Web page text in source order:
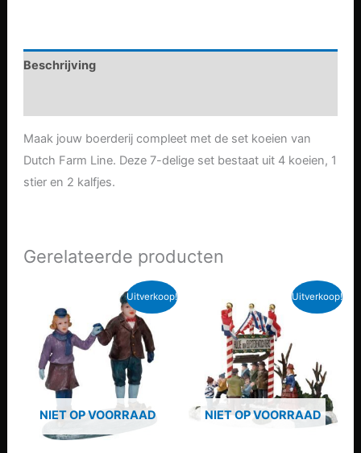
Beschrijving
Maak jouw boerderij compleet met de set koeien van
Dutch Farm Line. Deze 7-delige set bestaat uit 4 koeien, 1
stier en 2 kalfjes.
Gerelateerde producten
Uitverkoop!
NIET OP VOORRAAD
Uitverkoop!
NIET OP VOORRAAD